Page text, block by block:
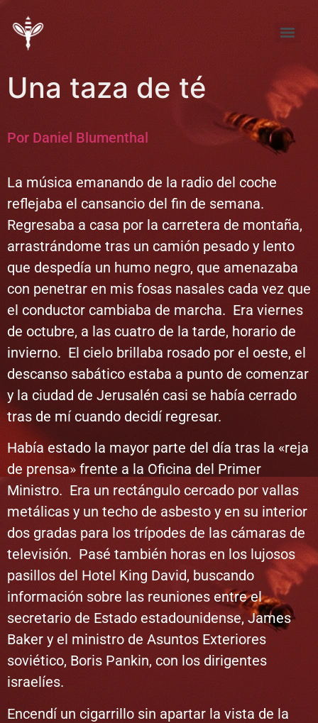
Una taza de té
Por Daniel Blumenthal
La música emanando de la radio del coche
reflejaba el cansancio del fin de semana.
Regresaba a casa por la carretera de montaña,
arrastrándome tras un camión pesado y lento
que despedía un humo negro, que amenazaba
con penetrar en mis fosas nasales cada vez que
el conductor cambiaba de marcha. Era viernes
de octubre, a las cuatro de la tarde, horario de
invierno. El cielo brillaba rosado por el oeste, el
descanso sabático estaba a punto de comenzar
y la ciudad de Jerusalén casi se había cerrado
tras de mí cuando decidí regresar.
Había estado la mayor parte del día tras la «reja
de prensa» frente a la Oficina del Primer
Ministro. Era un rectángulo cercado por vallas
metálicas y un techo de asbesto y en su interior
dos gradas para los trípodes de las cámaras de
televisión. Pasé también horas en los lujosos
pasillos del Hotel King David, buscando
información sobre las reuniones entre el
secretario de Estado estadounidense, James
Baker y el ministro de Asuntos Exteriores
soviético, Boris Pankin, con los dirigentes
israelíes.
Encendí un cigarrillo sin apartar la vista de la